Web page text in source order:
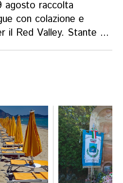
agosto raccolta
con colazione e
il Red Valley. Stante ...